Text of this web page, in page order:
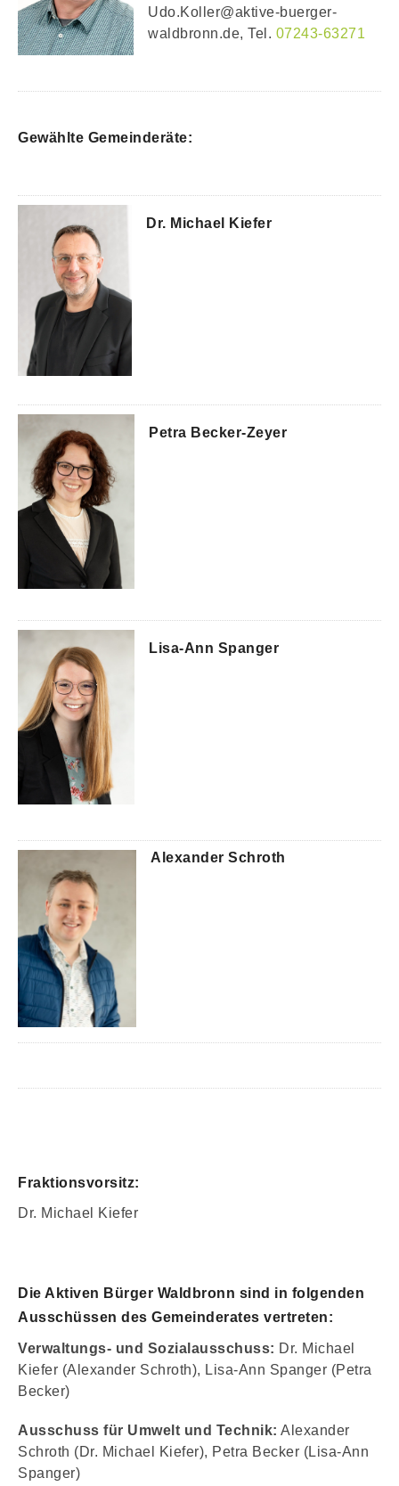
Udo.Koller@aktive-buerger-
waldbronn.de, Tel. 07243-63271
Gewählte Gemeinderäte:
Dr. Michael Kiefer
Petra Becker-Zeyer
Lisa-Ann Spanger
Alexander Schroth
Fraktionsvorsitz:
Dr. Michael Kiefer
Die Aktiven Bürger Waldbronn sind in folgenden
Ausschüssen des Gemeinderates vertreten:
Verwaltungs- und Sozialausschuss: Dr. Michael
Kiefer (Alexander Schroth), Lisa-Ann Spanger (Petra
Becker)
Ausschuss für Umwelt und Technik: Alexander
Schroth (Dr. Michael Kiefer), Petra Becker (Lisa-Ann
Spanger)